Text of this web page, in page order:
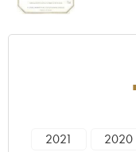
2021 2020